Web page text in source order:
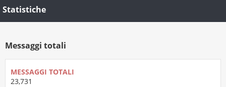
Statistiche
Messaggi totali
MESSAGGI TOTALI
23,731